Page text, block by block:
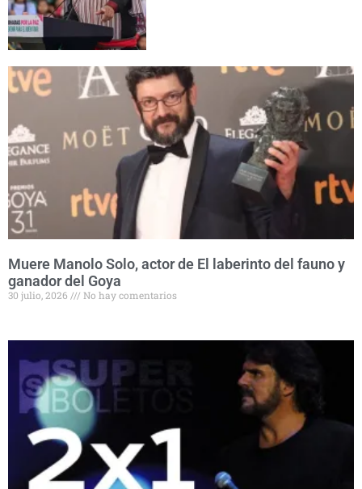
Muere Manolo Solo, actor de El laberinto del fauno y
ganador del Goya
30 julio, 2026 No hay comentarios